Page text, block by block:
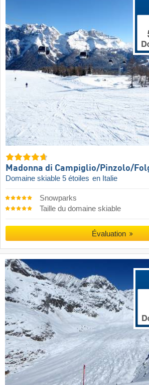
Madonna di Campiglio/​Pinzolo/​
Domaine skiable 5 étoiles en Italie
Snowparks
Taille du domaine skiable
Évaluation